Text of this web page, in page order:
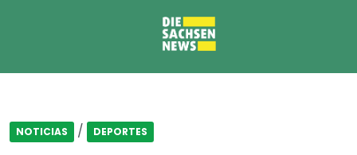
NOTICIAS / DEPORTES